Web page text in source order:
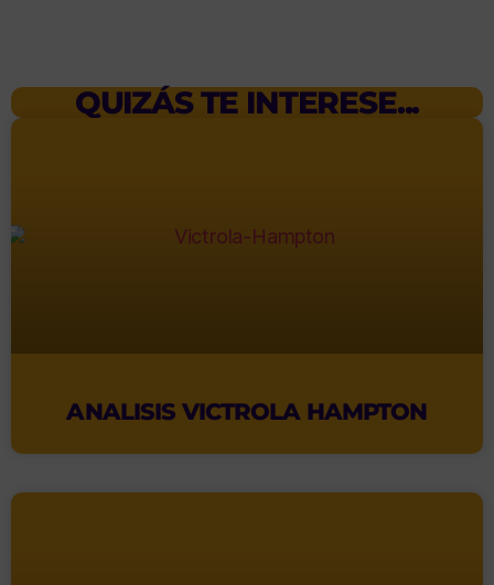
QUIZÁS TE INTERESE...
ANALISIS VICTROLA HAMPTON